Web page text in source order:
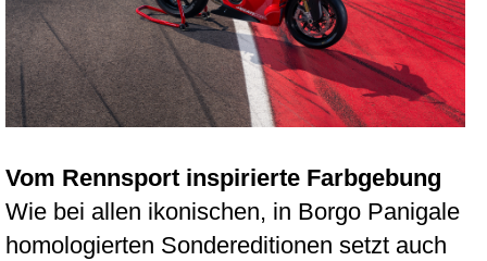
Vom Rennsport inspirierte Farbgebung
Wie bei allen ikonischen, in Borgo Panigale
homologierten Sondereditionen setzt auch